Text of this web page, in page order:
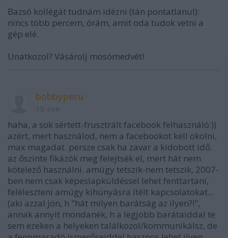
Bazsó kollégát tudnám idézni (tán pontatlanul):
nincs több percem, órám, amit oda tudok vetni a
gép elé.
Unatkozol? Vásárolj mosómedvét!
bobbyperu
haha, a sok sértett-frusztrált facebook felhasználó:))
azért, mert használod, nem a facebookot kell okolni,
max magadat. persze csak ha zavar a kidobott idő.
az őszinte fikázók meg felejtsék el, mert hát nem
kötelező használni. amúgy tetszik-nem tetszik, 2007-
ben nem csak képeslapküldéssel lehet fenttartani,
feléleszteni amúgy kihúnyásra ítélt kapcsolatokat...
(aki azzal jön, h "hát milyen barátság az ilyen?!",
annak annyit mondanék, h a legjobb barátaiddal te
sem ezeken a helyeken találkozol/kommunikálsz, de